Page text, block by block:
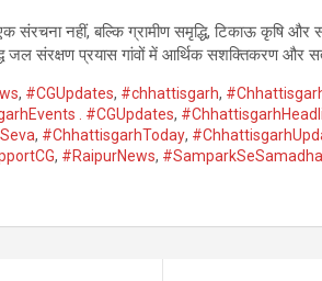
नहीं, बल्कि ग्रामीण समृद्धि, टिकाऊ कृषि
जल संरक्षण प्रयास गांवों में आर्थिक सशक्तिकरण
, #CGUpdates, #chhattisgarh,
. #CGUpdates,
, #ChhattisgarhToday,
, #RaipurNews,